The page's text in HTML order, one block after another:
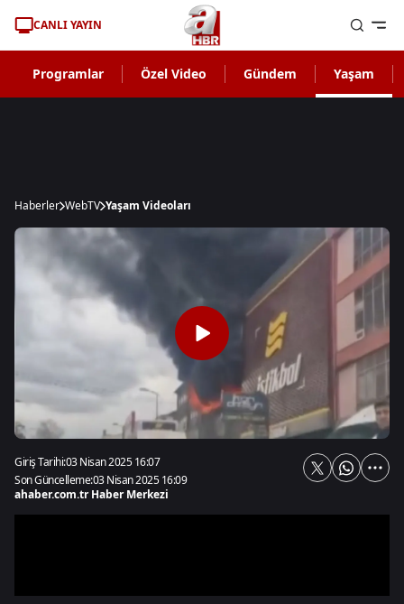
CANLI YAYIN
Programlar Özel Video Gündem Yaşam
Haberler WebTV Yaşam Videoları
Giriş Tarihi:03 Nisan 2025 16:07
Son Güncelleme:03 Nisan 2025 16:09
ahaber.com.tr Haber Merkezi